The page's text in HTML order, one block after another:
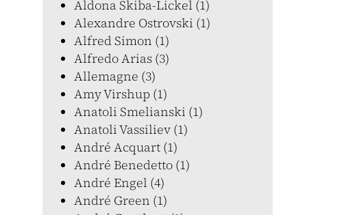
Aldona Skiba-Lickel (1)
Alexandre Ostrovski (1)
Alfred Simon (1)
Alfredo Arias (3)
Allemagne (3)
Amy Virshup (1)
Anatoli Smelianski (1)
Anatoli Vassiliev (1)
André Acquart (1)
André Benedetto (1)
André Engel (4)
André Green (1)